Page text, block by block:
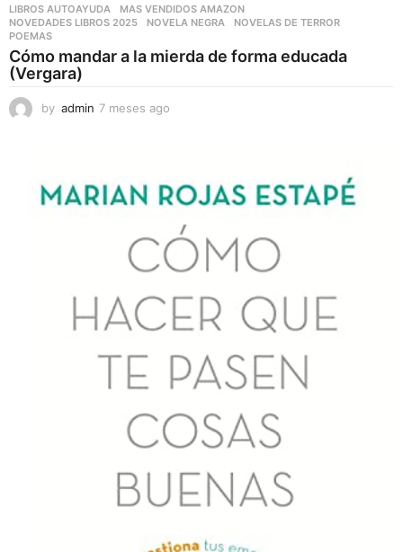
LIBROS AUTOAYUDA
,MAS VENDIDOS AMAZON
NOVEDADES LIBROS 2025
,NOVELA NEGRA ,NOVELAS DE TERROR
POEMAS
Cómo mandar a la mierda de forma educada
(Vergara)
by admin 7 meses ago
s
a
o